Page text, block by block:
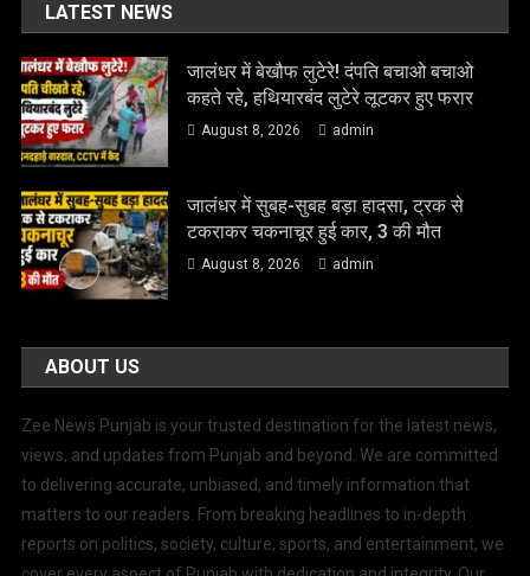
LATEST NEWS
जालंधर में बेखौफ लुटेरे! दंपति बचाओ बचाओ
कहते रहे, हथियारबंद लुटेरे लूटकर हुए फरार
August 8, 2026 admin
जालंधर में सुबह-सुबह बड़ा हादसा, ट्रक से
टकराकर चकनाचूर हुई कार, 3 की मौत
August 8, 2026 admin
ABOUT US
Zee News Punjab is your trusted destination for the latest news,
views, and updates from Punjab and beyond. We are committed
to delivering accurate, unbiased, and timely information that
matters to our readers. From breaking headlines to in-depth
reports on politics, society, culture, sports, and entertainment, we